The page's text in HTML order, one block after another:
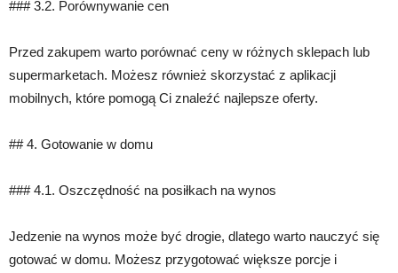
### 3.2. Porównywanie cen
Przed zakupem warto porównać ceny w różnych sklepach lub
supermarketach. Możesz również skorzystać z aplikacji
mobilnych, które pomogą Ci znaleźć najlepsze oferty.
## 4. Gotowanie w domu
### 4.1. Oszczędność na posiłkach na wynos
Jedzenie na wynos może być drogie, dlatego warto nauczyć się
gotować w domu. Możesz przygotować większe porcje i